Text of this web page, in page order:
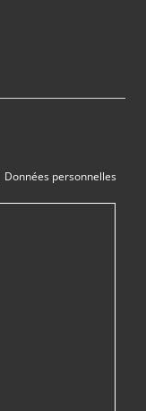
Données personnelles